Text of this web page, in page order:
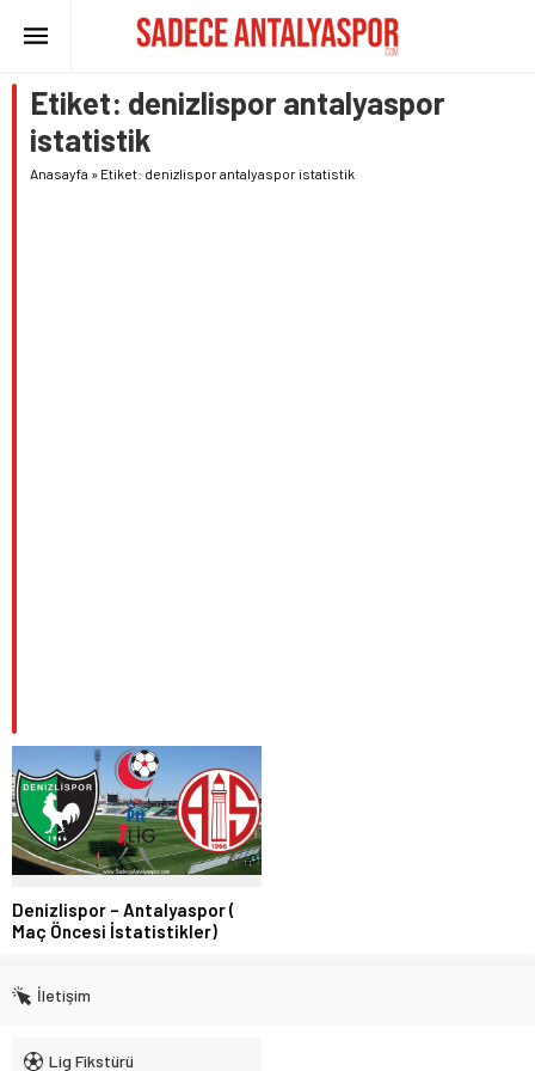
Etiket: denizlispor antalyaspor
istatistik
Anasayfa » Etiket: denizlispor antalyaspor istatistik
Denizlispor – Antalyaspor (
Maç Öncesi İstatistikler)
İletişim
Lig Fikstürü